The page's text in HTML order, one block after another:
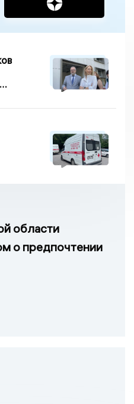
области
о предпочтении